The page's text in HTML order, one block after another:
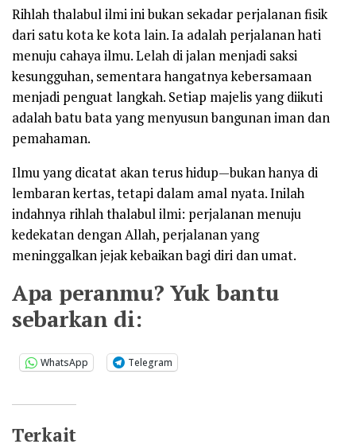
Rihlah thalabul ilmi ini bukan sekadar perjalanan fisik
dari satu kota ke kota lain. Ia adalah perjalanan hati
menuju cahaya ilmu. Lelah di jalan menjadi saksi
kesungguhan, sementara hangatnya kebersamaan
menjadi penguat langkah. Setiap majelis yang diikuti
adalah batu bata yang menyusun bangunan iman dan
pemahaman.
Ilmu yang dicatat akan terus hidup—bukan hanya di
lembaran kertas, tetapi dalam amal nyata. Inilah
indahnya rihlah thalabul ilmi: perjalanan menuju
kedekatan dengan Allah, perjalanan yang
meninggalkan jejak kebaikan bagi diri dan umat.
Apa peranmu? Yuk bantu
sebarkan di:
WhatsApp Telegram
Terkait